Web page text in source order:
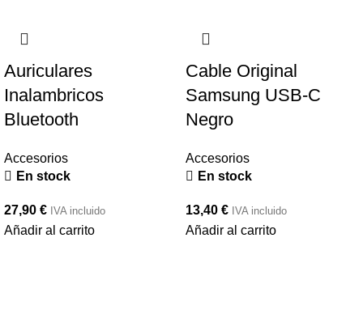
Auriculares
Inalambricos
Bluetooth
Accesorios
En stock
27,90 € IVA incluido
Añadir al carrito
Cable Original
Samsung USB-C
Negro
Accesorios
En stock
13,40 € IVA incluido
Añadir al carrito